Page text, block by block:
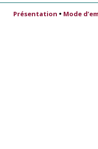
Présentation • Mode